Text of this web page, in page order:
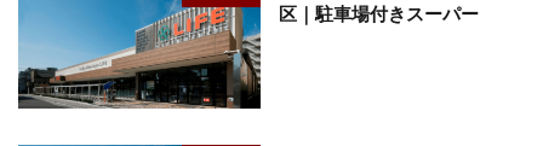
区｜駐車場付きスーパー